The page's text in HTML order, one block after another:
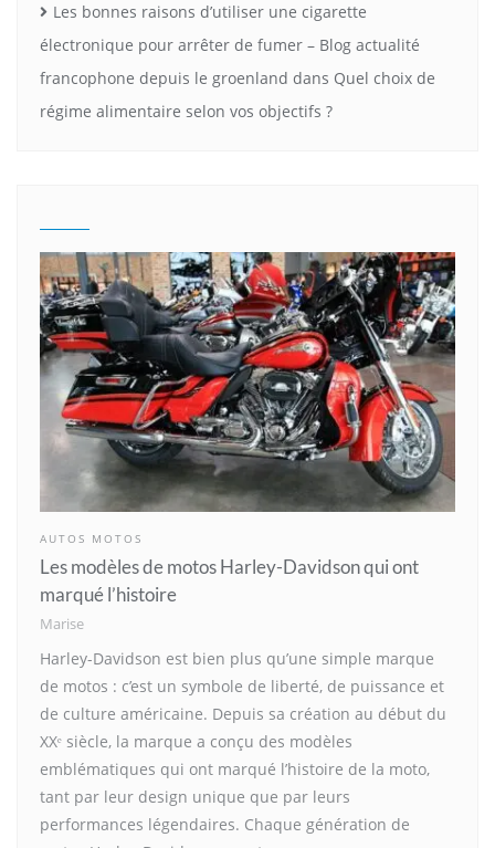
Les bonnes raisons d’utiliser une cigarette
électronique pour arrêter de fumer – Blog actualité
francophone depuis le groenland dans Quel choix de
régime alimentaire selon vos objectifs ?
AUTOS MOTOS
Les modèles de motos Harley-Davidson qui ont
marqué l’histoire
Marise
Harley-Davidson est bien plus qu’une simple marque
de motos : c’est un symbole de liberté, de puissance et
de culture américaine. Depuis sa création au début du
XXᵉ siècle, la marque a conçu des modèles
emblématiques qui ont marqué l’histoire de la moto,
tant par leur design unique que par leurs
performances légendaires. Chaque génération de